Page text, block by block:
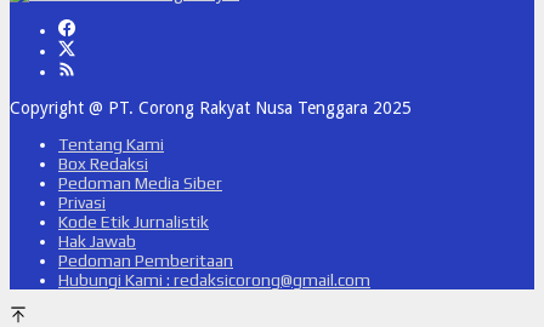
Copyright @ PT. Corong Rakyat Nusa Tenggara 2025
Tentang Kami
Box Redaksi
Pedoman Media Siber
Privasi
Kode Etik Jurnalistik
Hak Jawab
Pedoman Pemberitaan
Hubungi Kami : redaksicorong@gmail.com